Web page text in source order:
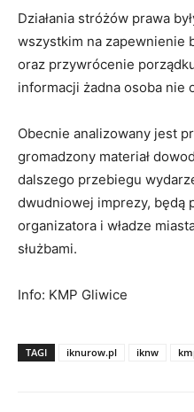
Działania stróżów prawa
wszystkim na zapewnienie
oraz przywrócenie
informacji żadna osoba nie
Obecnie analizowany jest
gromadzony materiał
dalszego przebiegu
dwudniowej imprezy, będą
organizatora i władze
służbami.
Info: KMP Gliwice
TAGI iknurow.pl iknw